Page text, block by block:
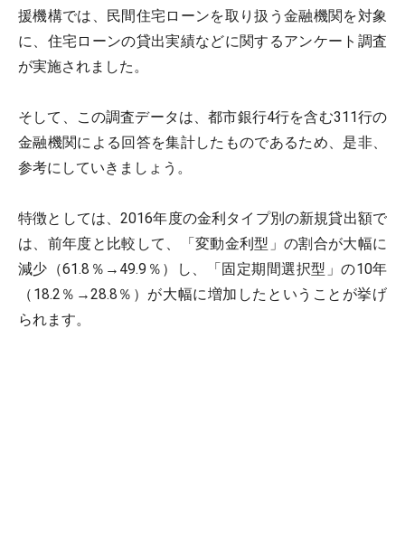
援機構では、民間住宅ローンを取り扱う金融機関を対象
に、住宅ローンの貸出実績などに関するアンケート調査
が実施されました。
そして、この調査データは、都市銀行4行を含む311行の
金融機関による回答を集計したものであるため、是非、
参考にしていきましょう。
特徴としては、2016年度の金利タイプ別の新規貸出額で
は、前年度と比較して、「変動金利型」の割合が大幅に
減少（61.8％→49.9％）し、「固定期間選択型」の10年
（18.2％→28.8％）が大幅に増加したということが挙げ
られます。